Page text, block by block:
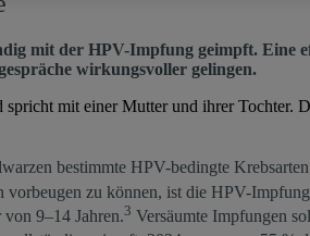
mit der HPV-Impfung geimpft.
wirkungsvoller gelingen.
bestimmte HPV-bedingte
vorbeugen zu können, ist die HPV-
9–14 Jahren.3 Versäumte Impfungen